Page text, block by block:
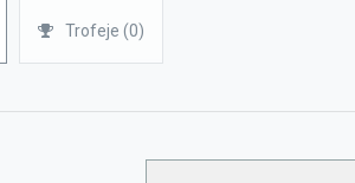
Trofeje (0)